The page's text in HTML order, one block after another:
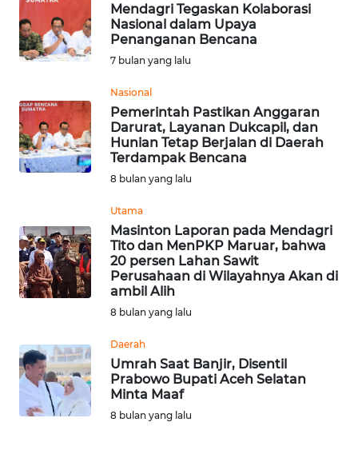
Mendagri Tegaskan Kolaborasi
Nasional dalam Upaya
Penanganan Bencana
7 bulan yang lalu
Nasional
Pemerintah Pastikan Anggaran
Darurat, Layanan Dukcapil, dan
Hunian Tetap Berjalan di Daerah
Terdampak Bencana
8 bulan yang lalu
Utama
Masinton Laporan pada Mendagri
Tito dan MenPKP Maruar, bahwa
20 persen Lahan Sawit
Perusahaan di Wilayahnya Akan di
ambil Alih
8 bulan yang lalu
Daerah
Umrah Saat Banjir, Disentil
Prabowo Bupati Aceh Selatan
Minta Maaf
8 bulan yang lalu
WN
LAMPUNG
WN
NUSANTARA
WN
JATIM
WN
KALBAR